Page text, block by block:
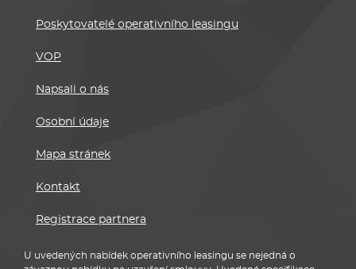
Poskytovatelé operativního leasingu
VOP
Napsali o nás
Osobní údaje
Mapa stránek
Kontakt
Registrace partnera
U uvedených nabídek operativního leasingu se nejedná o